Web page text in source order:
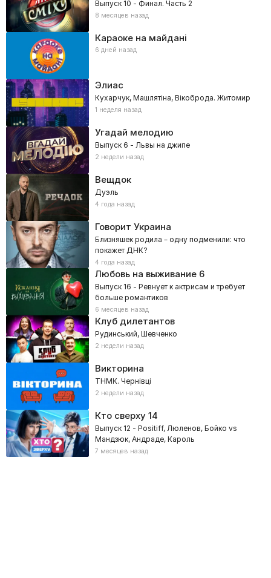
Выпуск 10 - Финал. Часть 2
8 месяцев назад
Караоке на майдані
6 дней назад
Элиас
Кухарчук, Машлятіна, Вікоброда. Житомир
1 неделя назад
Угадай мелодию
Выпуск 6 - Львы на джипе
2 недели назад
Вещдок
Дуэль
4 года назад
Говорит Украина
Близняшек родила – одну подменили: что
покажет ДНК?
4 года назад
Любовь на выживание6
Выпуск 16 - Ревнует к актрисам и требует
больше романтиков
6 месяцев назад
Клуб дилетантов
Рудинський, Шевченко
2 недели назад
Викторина
ТНМК. Чернівці
2 недели назад
Кто сверху14
Выпуск 12 - Positiff, Люленов, Бойко vs
Мандзюк, Андраде, Кароль
7 месяцев назад